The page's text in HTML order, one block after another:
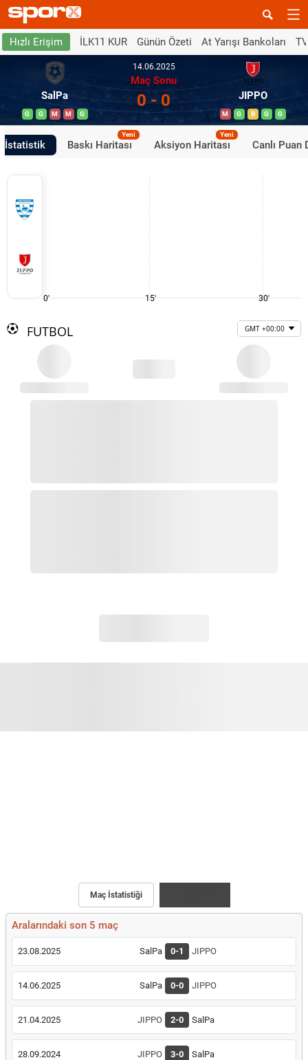
Hızlı Erişim İLK11 KUR Günün Özeti At Yarışı Bankoları
SalPa
G G M M G
14.06.2025
Maç Sonu
0 - 0 JIPPO
M G B G G
İstatistik Baskı Haritası
Yeni
Aksiyon Haritası
Yeni
Canlı Puan
0' 15' 30'
FUTBOL GMT +00:00
Maç İstatistiği
Aralarındaki son 5 maç
23.08.2025 SalPa 0-1 JIPPO
14.06.2025 SalPa 0-0 JIPPO
21.04.2025 JIPPO 2-0 SalPa
28.09.2024 JIPPO 3-0 SalPa